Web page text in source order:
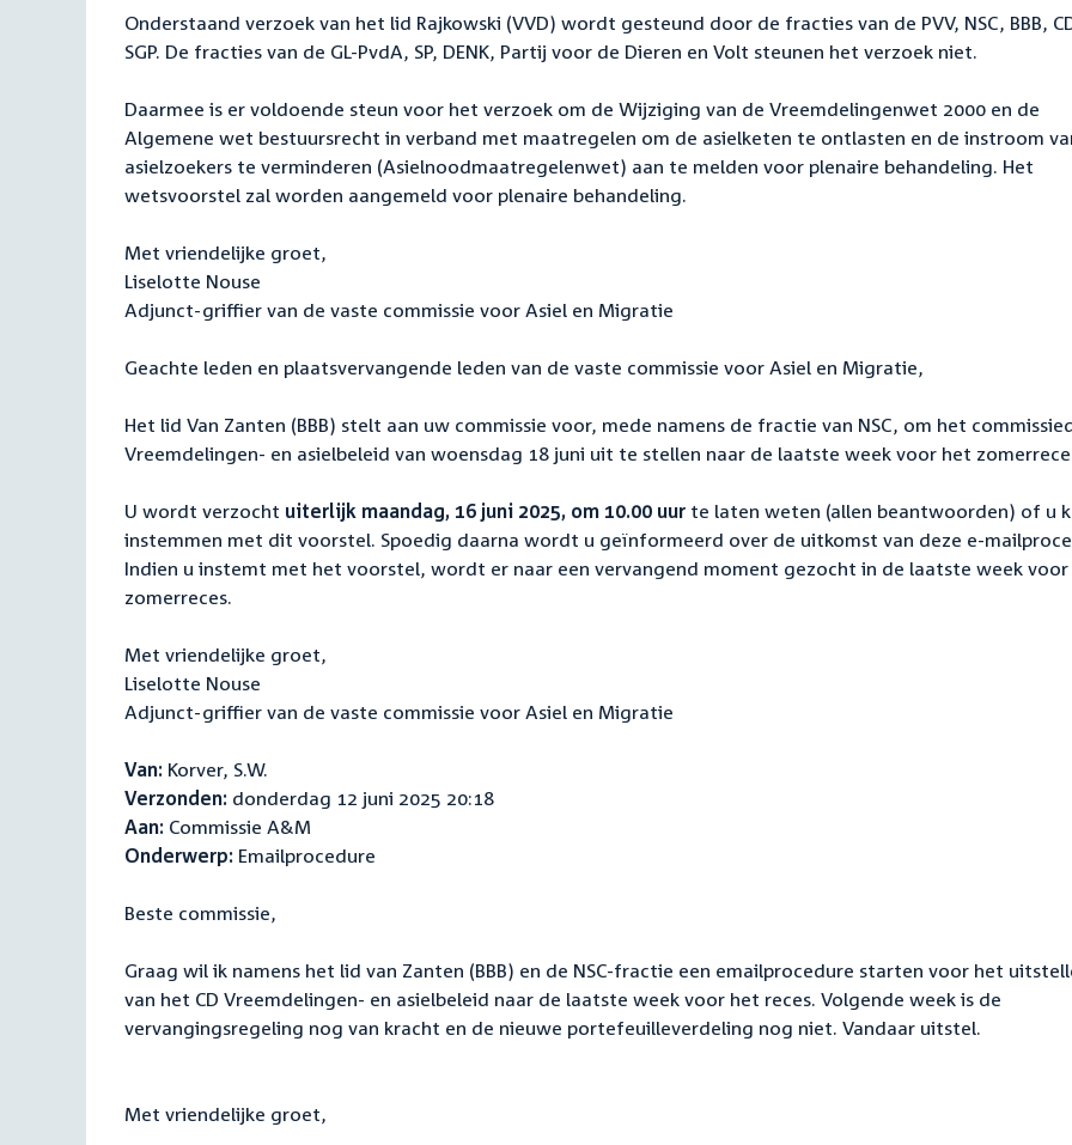
Onderstaand verzoek van het lid Rajkowski (VVD) wordt gesteund door de fracties van de PVV, NSC, BBB,
SGP. De fracties van de GL-PvdA, SP, DENK, Partij voor de Dieren en Volt steunen het verzoek niet.
Daarmee is er voldoende steun voor het verzoek om de Wijziging van de Vreemdelingenwet 2000 en de
Algemene wet bestuursrecht in verband met maatregelen om de asielketen te ontlasten en de instroom
asielzoekers te verminderen (Asielnoodmaatregelenwet) aan te melden voor plenaire behandeling. Het
wetsvoorstel zal worden aangemeld voor plenaire behandeling.
Met vriendelijke groet,
Liselotte Nouse
Adjunct-griffier van de vaste commissie voor Asiel en Migratie
Geachte leden en plaatsvervangende leden van de vaste commissie voor Asiel en Migratie,
Het lid Van Zanten (BBB) stelt aan uw commissie voor, mede namens de fractie van NSC, om het
Vreemdelingen- en asielbeleid van woensdag 18 juni uit te stellen naar de laatste week voor het
U wordt verzocht uiterlijk maandag, 16 juni 2025, om 10.00 uur te laten weten (allen beantwoorden) of u
instemmen met dit voorstel. Spoedig daarna wordt u geïnformeerd over de uitkomst van deze e-
Indien u instemt met het voorstel, wordt er naar een vervangend moment gezocht in de laatste week
zomerreces.
Met vriendelijke groet,
Liselotte Nouse
Adjunct-griffier van de vaste commissie voor Asiel en Migratie
Van: Korver, S.W.
Verzonden: donderdag 12 juni 2025 20:18
Aan: Commissie A&M
Onderwerp: Emailprocedure
Beste commissie,
Graag wil ik namens het lid van Zanten (BBB) en de NSC-fractie een emailprocedure starten voor het
van het CD Vreemdelingen- en asielbeleid naar de laatste week voor het reces. Volgende week is de
vervangingsregeling nog van kracht en de nieuwe portefeuilleverdeling nog niet. Vandaar uitstel.
Met vriendelijke groet,